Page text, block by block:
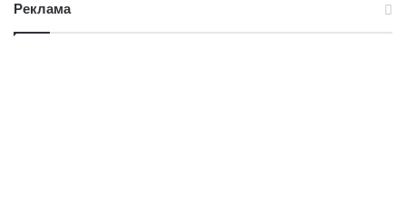
Реклама